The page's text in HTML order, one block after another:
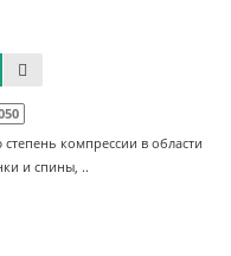
компрессии в области
и спины, ..